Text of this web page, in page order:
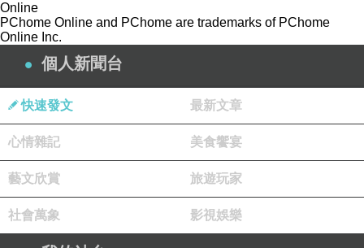
Online
PChome Online and PChome are trademarks of PChome
Online Inc.
個人新聞台
快速發文 最新文章
心情雜記 美食饗宴
藝文欣賞 旅遊玩家
社會萬象 影視娛樂